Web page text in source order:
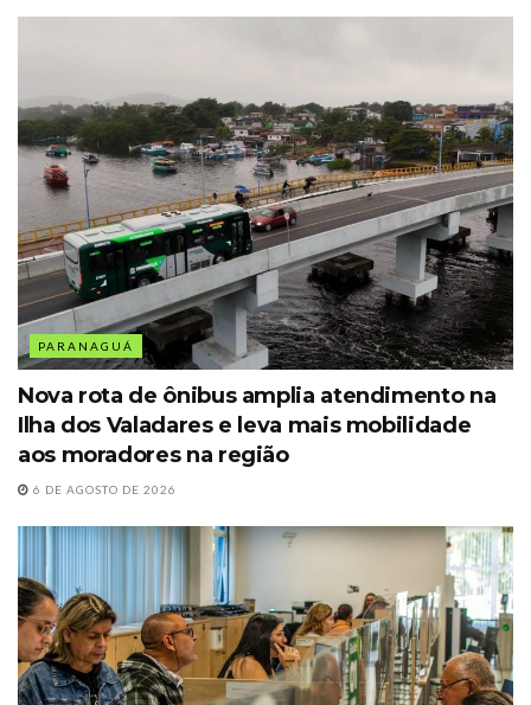
PARANAGUÁ
Nova rota de ônibus amplia atendimento na
Ilha dos Valadares e leva mais mobilidade
aos moradores na região
6 DE AGOSTO DE 2026